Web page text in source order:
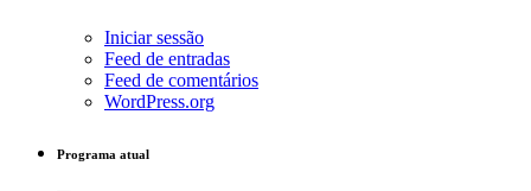
Iniciar sessão
Feed de entradas
Feed de comentários
WordPress.org
Programa atual